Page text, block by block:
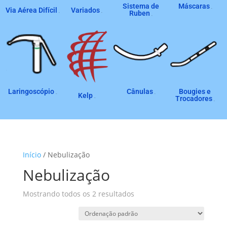
Via Aérea Difícil Variados
Sistema de
Ruben
Máscaras
Laringoscópio Kelp Cânulas
Bougies e
Trocadores
Início/ Nebulização
Nebulização
Mostrando todos os 2 resultados